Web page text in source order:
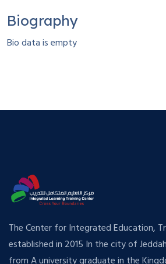
Biography
Bio data is empty
The Center for Integrated Education,
established in 2015 In the city of
from A university graduate in the